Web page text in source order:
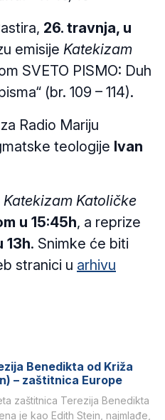
26. travnja, u
emisije Katekizam
SVETO PISMO: Duh
(br. 109 – 114).
Radio Mariju
teologije Ivan
Katekizam Katoličke
u 15:45h, a reprize
13h. Snimke će biti
stranici u arhivu
Benedikta od Križa
– zaštitnica Europe
zaštitnica Terezija Benedikta
je kao Edith Stein, najmlađe,